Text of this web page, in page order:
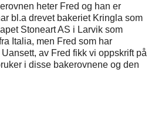
heter Fred og han er
bl.a drevet bakeriet Kringla som
Stoneart AS i Larvik som
Italia, men Fred som har
av Fred fikk vi oppskrift på
i disse bakerovnene og den